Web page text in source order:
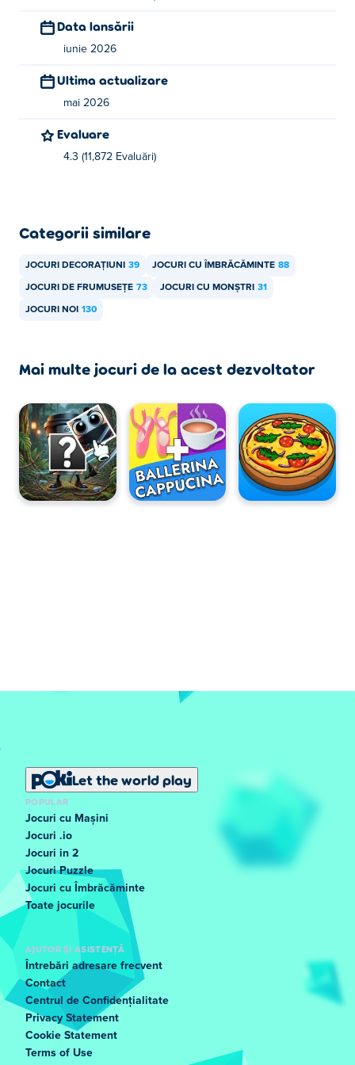
Cum pot juca Box Monster Dress Up gratuit?
Poți juca Box Monster Dress Up gratuit pe Poki.
mobile și desktop?
Data lansării
iunie 2026
Ultima actualizare
mai 2026
Evaluare
4.3 (11,872 Evaluări)
Categorii similare
JOCURI DECORAȚIUNI 39 JOCURI CU ÎMBRĂCĂMINTE 88
JOCURI DE FRUMUSEȚE 73 JOCURI CU MONȘTRI 31
JOCURI NOI 130
Mai multe jocuri de la acest dezvoltator
Let the world play
POPULAR
Jocuri cu Mașini
Jocuri .io
Jocuri in 2
Jocuri Puzzle
Jocuri cu Îmbrăcăminte
Toate jocurile
AJUTOR ȘI ASISTENȚĂ
Întrebări adresare frecvent
Contact
Centrul de Confidențialitate
Privacy Statement
Cookie Statement
Terms of Use